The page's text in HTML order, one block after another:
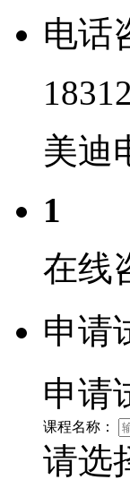
电话
美迪
1
在线
申请
申请
课程名称：
请选